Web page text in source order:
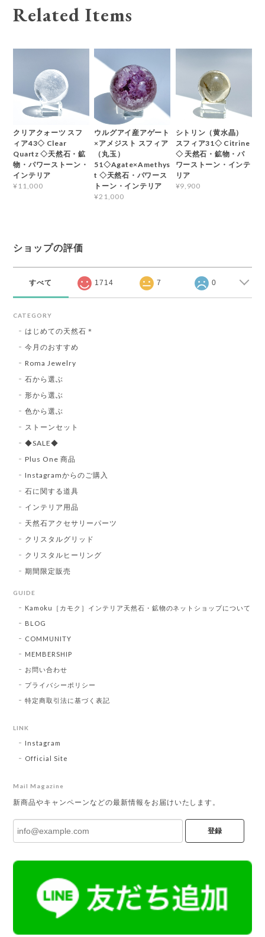
Related Items
クリアクォーツ スフ
ィア43◇ Clear
Quartz ◇天然石・鉱
物・パワーストーン・
インテリア
¥11,000
ウルグアイ産アゲート
×アメジスト スフィア
（丸玉）
51◇Agate×Amethys
t ◇天然石・パワース
トーン・インテリア
¥21,000
シトリン（黄水晶）
スフィア31◇ Citrine
◇ 天然石・鉱物・パ
ワーストーン・インテ
リア
¥9,900
ショップの評価
すべて 1714 7 0
CATEGORY
はじめての天然石＊
今月のおすすめ
Roma Jewelry
石から選ぶ
形から選ぶ
色から選ぶ
ストーンセット
◆SALE◆
Plus One 商品
Instagramからのご購入
石に関する道具
インテリア用品
天然石アクセサリーパーツ
クリスタルグリッド
クリスタルヒーリング
期間限定販売
GUIDE
Kamoku［カモク］インテリア天然石・鉱物のネットショップについて
BLOG
COMMUNITY
MEMBERSHIP
お問い合わせ
プライバシーポリシー
特定商取引法に基づく表記
LINK
Instagram
Official Site
Mail Magazine
新商品やキャンペーンなどの最新情報をお届けいたします。
登録